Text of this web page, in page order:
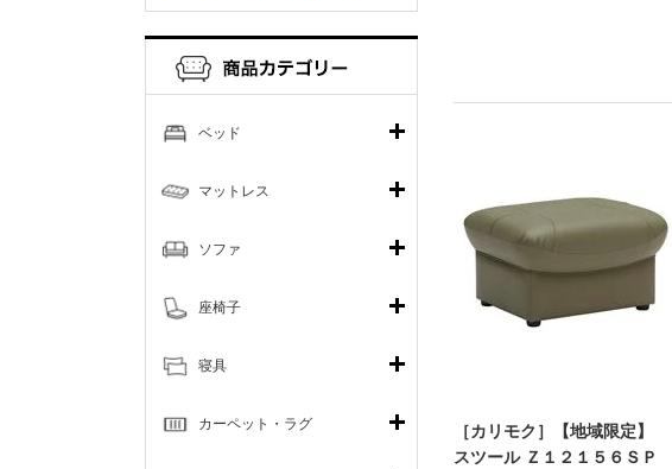
［カリモク］【地域限定】
スツール Ｚ１２１５６ＳＰ
ベッド
マットレス
ソファ
寝具
座椅子
カーペット・ラグ